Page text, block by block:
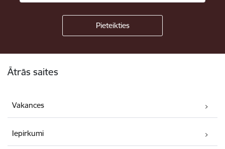
Ātrās saites
Vakances
Iepirkumi